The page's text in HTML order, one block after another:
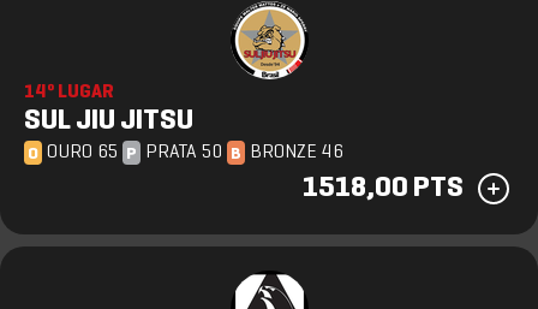
14º LUGAR
SUL JIU JITSU
O OURO 65 P PRATA 50 B BRONZE 46
1518,00 PTS